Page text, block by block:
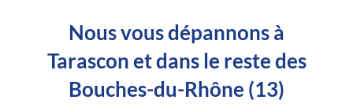
Nous vous dépannons à
Tarascon et dans le reste des
Bouches-du-Rhône (13)